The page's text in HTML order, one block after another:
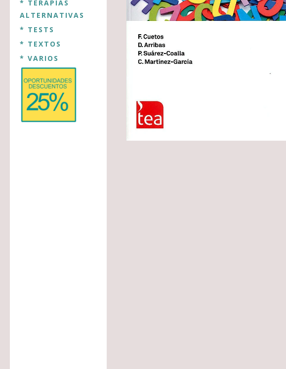
* TERAPIAS
ALTERNATIVAS
* TESTS
* TEXTOS
* VARIOS